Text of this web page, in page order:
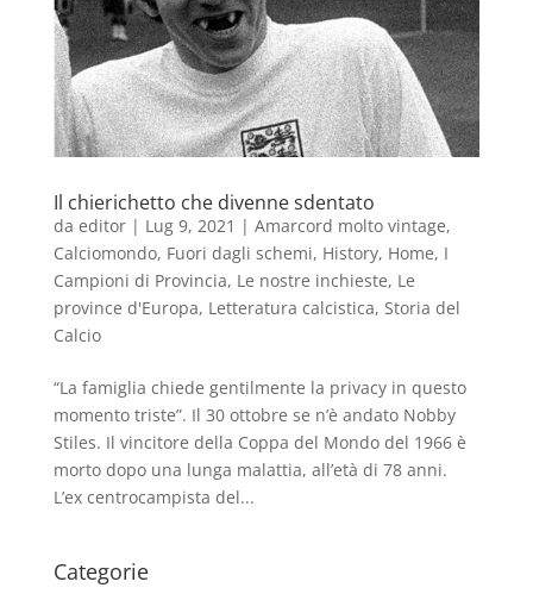
Il chierichetto che divenne sdentato
da editor| Lug 9, 2021 | Amarcord molto vintage,
Calciomondo, Fuori dagli schemi, History, Home, I
Campioni di Provincia, Le nostre inchieste, Le
province d'Europa, Letteratura calcistica, Storia del
Calcio
“La famiglia chiede gentilmente la privacy in questo
momento triste”. Il 30 ottobre se n’è andato Nobby
Stiles. Il vincitore della Coppa del Mondo del 1966 è
morto dopo una lunga malattia, all’età di 78 anni.
L’ex centrocampista del...
Categorie